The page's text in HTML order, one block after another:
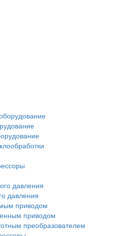
давления
давления
приводом
приводом
преобразователем